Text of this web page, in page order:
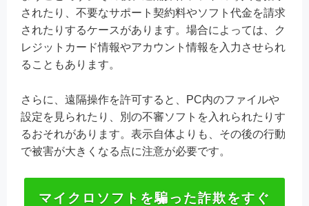
されたり、不要なサポート契約料やソフト代金を請求
されたりするケースがあります。場合によっては、ク
レジットカード情報やアカウント情報を入力させられ
ることもあります。
さらに、遠隔操作を許可すると、PC内のファイルや
設定を見られたり、別の不審ソフトを入れられたりす
るおそれがあります。表示自体よりも、その後の行動
で被害が大きくなる点に注意が必要です。
マイクロソフトを騙った詐欺をすぐ